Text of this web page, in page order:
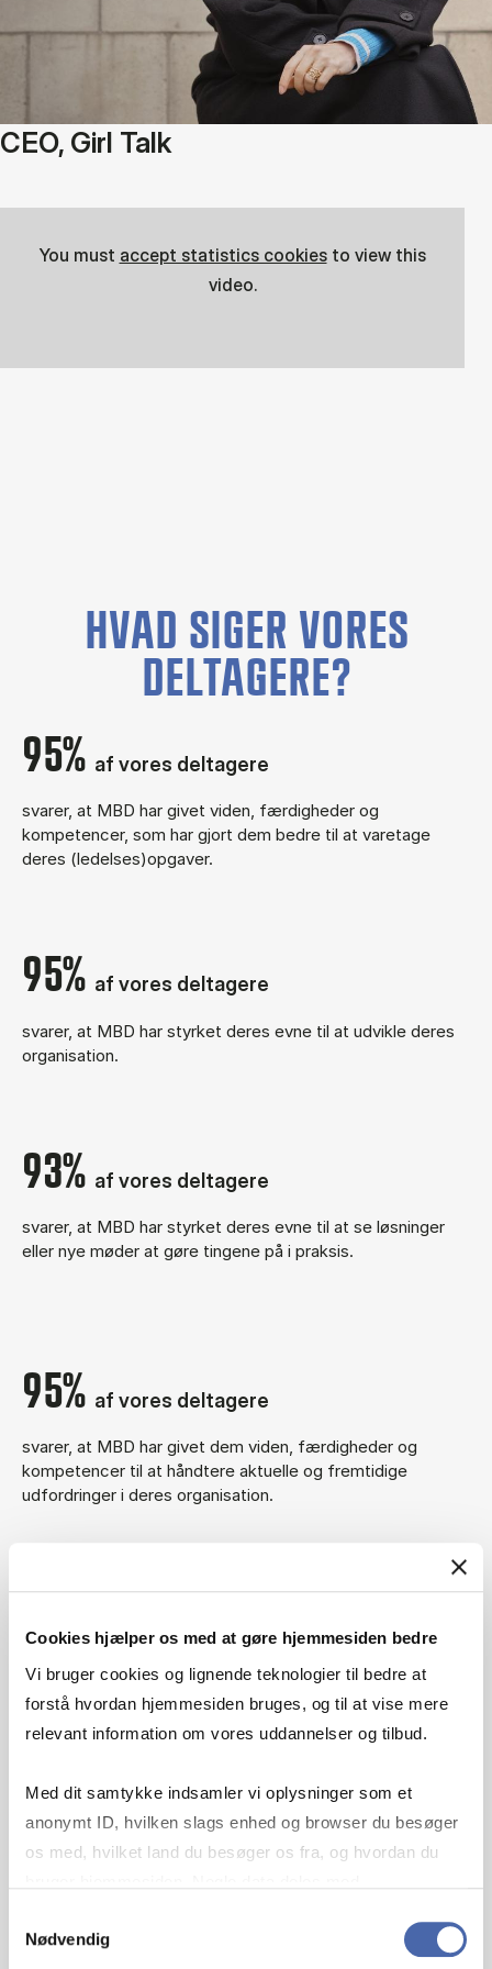
Cookies hjælper os med at gøre hjemmesiden bedre
Vi bruger cookies og lignende teknologier til bedre at
forstå hvordan hjemmesiden bruges, og til at vise mere
relevant information om vores uddannelser og tilbud.
Med dit samtykke indsamler vi oplysninger som et
anonymt ID, hvilken slags enhed og browser du besøger
os med, hvilket land du besøger os fra, og hvordan du
markedsføring. Du bestemmer selv - og kan altid trække
Nødvendig
CEO, Girl Talk
You must accept statistics cookiesto view this
video.
HVAD SIGER VORES
DELTAGERE?
95% af vores deltagere
svarer, at MBD har givet viden, færdigheder og
kompetencer, som har gjort dem bedre til at varetage
deres (ledelses)opgaver.
95% af vores deltagere
svarer, at MBD har styrket deres evne til at udvikle deres
organisation.
93% af vores deltagere
svarer, at MBD har styrket deres evne til at se løsninger
eller nye møder at gøre tingene på i praksis.
95% af vores deltagere
svarer, at MBD har givet dem viden, færdigheder og
kompetencer til at håndtere aktuelle og fremtidige
udfordringer i deres organisation.
svarer, at de er blevet en mere værdifuld medarbejder.
94%af vores deltagere
svarer, at de vil anbefale MBD til andre.